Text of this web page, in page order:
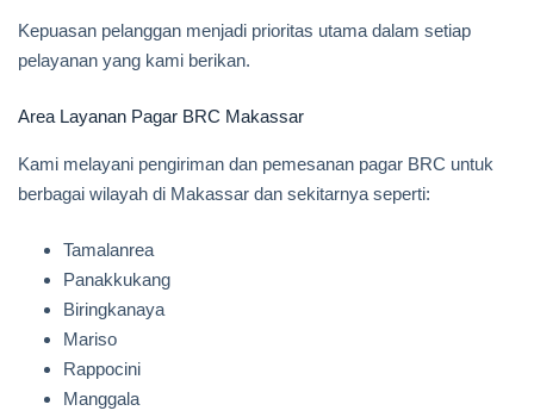
Kepuasan pelanggan menjadi prioritas utama dalam setiap
pelayanan yang kami berikan.
Area Layanan Pagar BRC Makassar
Kami melayani pengiriman dan pemesanan pagar BRC untuk
berbagai wilayah di Makassar dan sekitarnya seperti:
Tamalanrea
Panakkukang
Biringkanaya
Mariso
Rappocini
Manggala